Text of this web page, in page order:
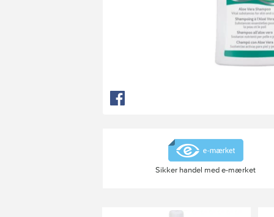
Sikker handel med e-mærket